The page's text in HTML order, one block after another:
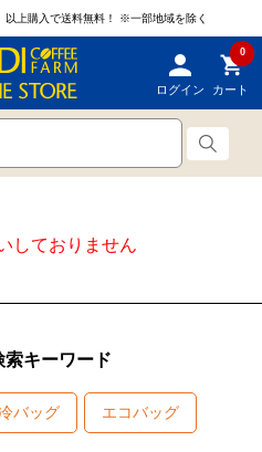
上購入で送料無料！ ※一部地域を除く
ログイン
0
カート
しておりません
索キーワード
バッグ エコバッグ